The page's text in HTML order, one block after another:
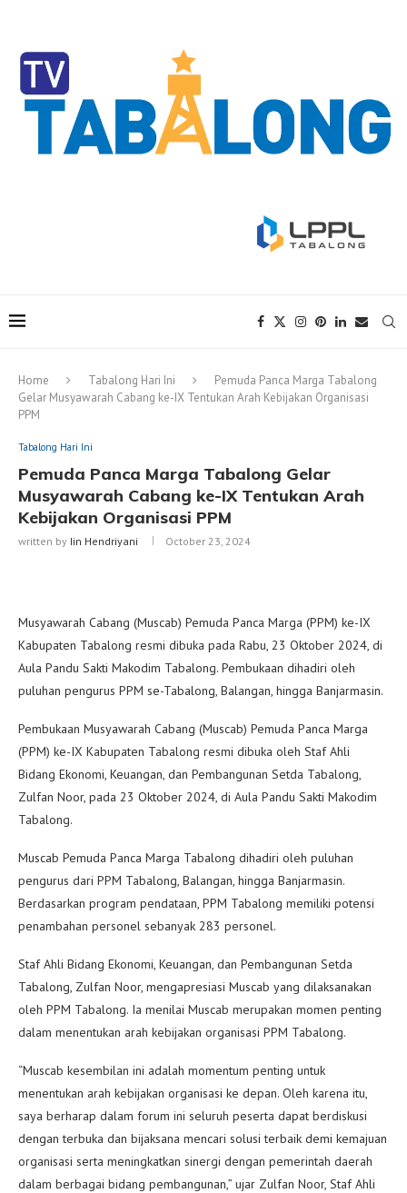
Home Tabalong Hari Ini
Pemuda Panca Marga Tabalong
Gelar Musyawarah Cabang ke-IX Tentukan Arah Kebijakan Organisasi
PPM
Tabalong Hari Ini
Pemuda Panca Marga Tabalong Gelar
Musyawarah Cabang ke-IX Tentukan Arah
Kebijakan Organisasi PPM
written by Iin Hendriyani October 23, 2024
Musyawarah Cabang (Muscab) Pemuda Panca Marga (PPM) ke-IX
Kabupaten Tabalong resmi dibuka pada Rabu, 23 Oktober 2024, di
Aula Pandu Sakti Makodim Tabalong. Pembukaan dihadiri oleh
puluhan pengurus PPM se-Tabalong, Balangan, hingga Banjarmasin.
Pembukaan Musyawarah Cabang (Muscab) Pemuda Panca Marga
(PPM) ke-IX Kabupaten Tabalong resmi dibuka oleh Staf Ahli
Bidang Ekonomi, Keuangan, dan Pembangunan Setda Tabalong,
Zulfan Noor, pada 23 Oktober 2024, di Aula Pandu Sakti Makodim
Tabalong.
Muscab Pemuda Panca Marga Tabalong dihadiri oleh puluhan
pengurus dari PPM Tabalong, Balangan, hingga Banjarmasin.
Berdasarkan program pendataan, PPM Tabalong memiliki potensi
penambahan personel sebanyak 283 personel.
Staf Ahli Bidang Ekonomi, Keuangan, dan Pembangunan Setda
Tabalong, Zulfan Noor, mengapresiasi Muscab yang dilaksanakan
oleh PPM Tabalong. Ia menilai Muscab merupakan momen penting
dalam menentukan arah kebijakan organisasi PPM Tabalong.
“Muscab kesembilan ini adalah momentum penting untuk
menentukan arah kebijakan organisasi ke depan. Oleh karena itu,
saya berharap dalam forum ini seluruh peserta dapat berdiskusi
dengan terbuka dan bijaksana mencari solusi terbaik demi kemajuan
organisasi serta meningkatkan sinergi dengan pemerintah daerah
dalam berbagai bidang pembangunan,” ujar Zulfan Noor, Staf Ahli